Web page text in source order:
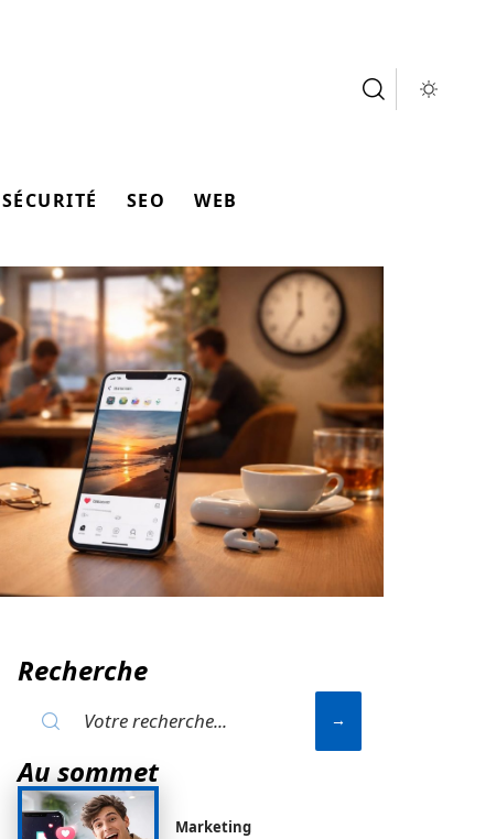
SÉCURITÉ SEO WEB
Recherche
Au sommet
Marketing